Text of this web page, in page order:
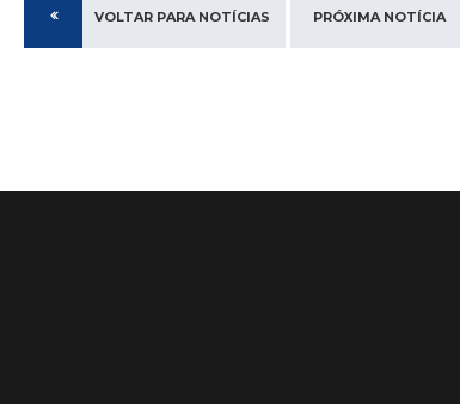
VOLTAR PARA NOTÍCIAS PRÓXIMA NOTÍCIA